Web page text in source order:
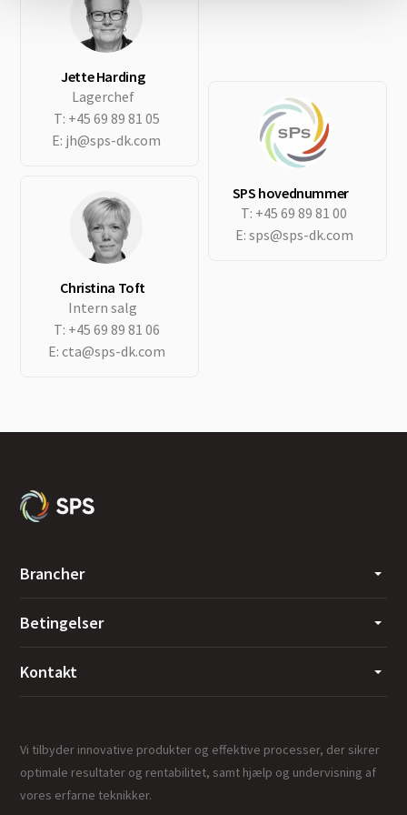
Jette Harding
Lagerchef
T: +45 69 89 81 05
E: jh@sps-dk.com
Christina Toft
Intern salg
T: +45 69 89 81 06
E: cta@sps-dk.com
SPS hovednummer
T: +45 69 89 81 00
E: sps@sps-dk.com
Brancher
Betingelser
Kontakt
Vi tilbyder innovative produkter og effektive processer, der sikrer
optimale resultater og rentabilitet, samt hjælp og undervisning af
vores erfarne teknikker.